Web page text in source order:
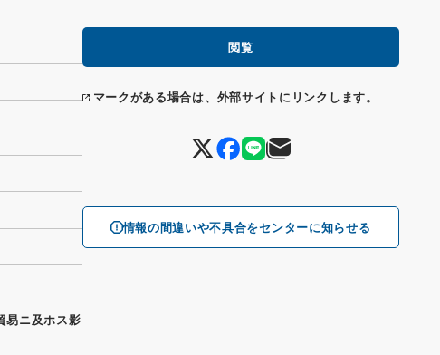
閲覧
マークがある場合は、外部サイトにリンクします。
情報の間違いや不具合をセンターに知らせる
易ニ及ホス影